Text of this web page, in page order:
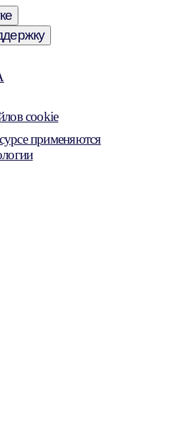
cookie
применяются